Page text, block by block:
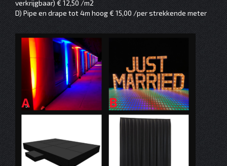
verkrijgbaar) € 12,50 /m2
D) Pipe en drape tot 4m hoog € 15,00 /per strekkende meter